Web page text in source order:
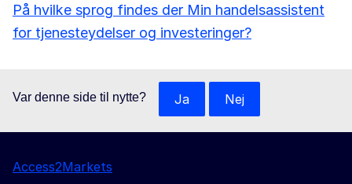
På hvilke sprog findes der Min handelsassistent
for tjenesteydelser og investeringer?
Var denne side til nytte? Ja Nej
Access2Markets